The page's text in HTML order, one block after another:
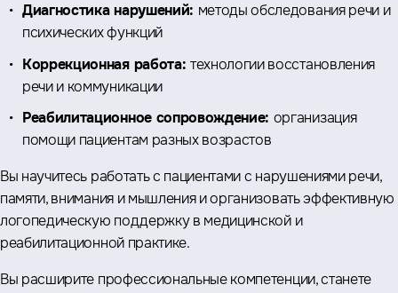
Диагностика нарушений: методы обследования речи и
психических функций
Коррекционная работа: технологии восстановления
речи и коммуникации
Реабилитационное сопровождение: организация
помощи пациентам разных возрастов
Вы научитесь работать с пациентами с нарушениями речи,
памяти, внимания и мышления и организовать эффективную
логопедическую поддержку в медицинской и
реабилитационной практике.
Вы расширите профессиональные компетенции, станете